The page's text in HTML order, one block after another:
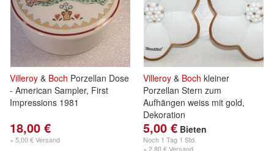
Villeroy & Boch Porzellan Dose
- American Sampler, First
Impressions 1981
18,00 €
+ 5,00 € Versand
Villeroy & Boch kleiner
Porzellan Stern zum
Aufhängen weiss mit gold,
Dekoration
5,00 € Bieten
Noch 1 Tag 1 Std.
+ 2,80 € Versand